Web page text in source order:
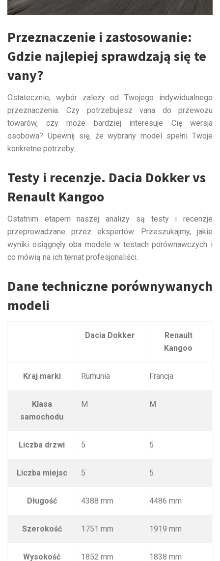
Przeznaczenie i zastosowanie:
Gdzie najlepiej sprawdzają się te
vany?
Ostatecznie, wybór zależy od Twojego indywidualnego
przeznaczenia. Czy potrzebujesz vana do przewozu
towarów, czy może bardziej interesuje Cię wersja
osobowa? Upewnij się, że wybrany model spełni Twoje
konkretne potrzeby.
Testy i recenzje. Dacia Dokker vs
Renault Kangoo
Ostatnim etapem naszej analizy są testy i recenzje
przeprowadzane przez ekspertów. Przeszukajmy, jakie
wyniki osiągnęły oba modele w testach porównawczych i
co mówią na ich temat profesjonaliści.
Dane techniczne porównywanych
modeli
Dacia Dokker
Renault
Kangoo
Kraj marki Rumunia Francja
Klasa
samochodu
M M
Liczba drzwi 5 5
Liczba miejsc 5 5
Długość 4388 mm 4486 mm
Szerokość 1751 mm 1919 mm
Wysokość 1852 mm 1838 mm